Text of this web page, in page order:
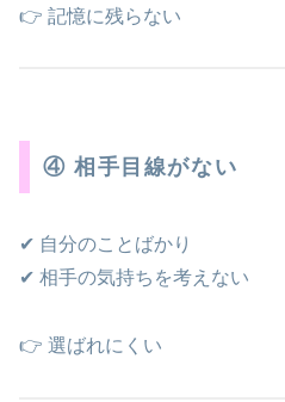
👉 記憶に残らない
④ 相手目線がない
✔ 自分のことばかり
✔ 相手の気持ちを考えない
👉 選ばれにくい